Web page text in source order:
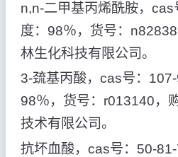
n,n-二甲基丙烯酰胺，
度：98％，货号：
林生化科技有限公司。
3-巯基丙酸，cas号：107-
98％，货号：r013140，
技术有限公司。
抗坏血酸，cas号：50-